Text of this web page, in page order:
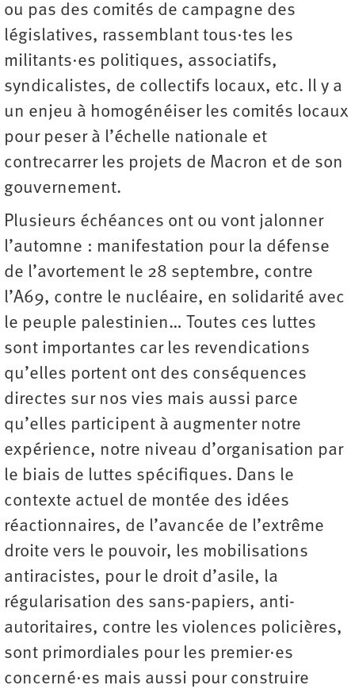
ou pas des comités de campagne des
législatives, rassemblant tous·tes les
militants·es politiques, associatifs,
syndicalistes, de collectifs locaux, etc. Il y a
un enjeu à homogénéiser les comités locaux
pour peser à l’échelle nationale et
contrecarrer les projets de Macron et de son
gouvernement.
Plusieurs échéances ont ou vont jalonner
l’automne : manifestation pour la défense
de l’avortement le 28 septembre, contre
l’A69, contre le nucléaire, en solidarité avec
le peuple palestinien… Toutes ces luttes
sont importantes car les revendications
qu’elles portent ont des conséquences
directes sur nos vies mais aussi parce
qu’elles participent à augmenter notre
expérience, notre niveau d’organisation par
le biais de luttes spécifiques. Dans le
contexte actuel de montée des idées
réactionnaires, de l’avancée de l’extrême
droite vers le pouvoir, les mobilisations
antiracistes, pour le droit d’asile, la
régularisation des sans-papiers, anti-
autoritaires, contre les violences policières,
sont primordiales pour les premier·es
concerné·es mais aussi pour construire